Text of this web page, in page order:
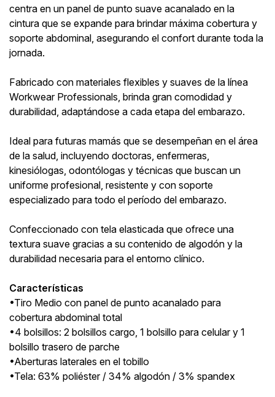
centra en un panel de punto suave acanalado en la
cintura que se expande para brindar máxima cobertura y
soporte abdominal, asegurando el confort durante toda la
jornada.
Fabricado con materiales flexibles y suaves de la línea
Workwear Professionals, brinda gran comodidad y
durabilidad, adaptándose a cada etapa del embarazo.
Ideal para futuras mamás que se desempeñan en el área
de la salud, incluyendo doctoras, enfermeras,
kinesiólogas, odontólogas y técnicas que buscan un
uniforme profesional, resistente y con soporte
especializado para todo el período del embarazo.
Confeccionado con tela elasticada que ofrece una
textura suave gracias a su contenido de algodón y la
durabilidad necesaria para el entorno clínico.
Características
•Tiro Medio con panel de punto acanalado para
cobertura abdominal total
•4 bolsillos: 2 bolsillos cargo, 1 bolsillo para celular y 1
bolsillo trasero de parche
•Aberturas laterales en el tobillo
•Tela: 63% poliéster / 34% algodón / 3% spandex